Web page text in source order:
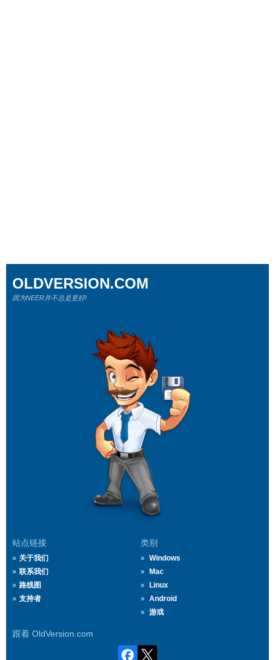
站点链接
关于我们
联系我们
路线图
支持者
类别
Windows
Mac
Linux
Android
游戏
跟着 OldVersion.com
OLDVERSION.COM
因为NEER并不总是更好!